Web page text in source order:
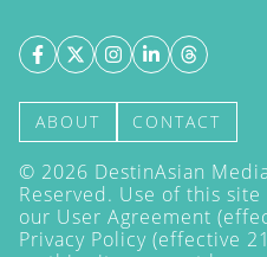
ABOUT CONTACT
© 2026 DestinAsian
Reserved. Use of this
our User Agreement
Privacy Policy (effective